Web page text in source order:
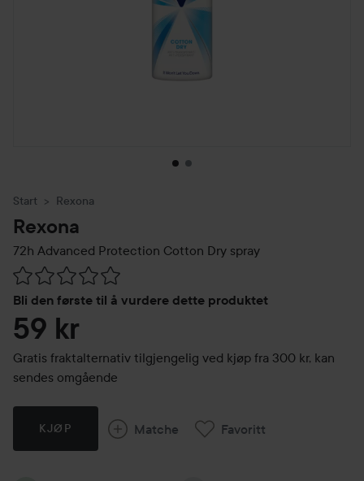
Start Rexona
Rexona
72h Advanced Protection Cotton Dry spray
Bli den første til å vurdere dette produktet
Gå til Vurderinger & anmeldelser
59 kr
Gratis fraktalternativ tilgjengelig ved kjøp fra 300 kr, kan
sendes omgående
KJØP Matche Favoritt